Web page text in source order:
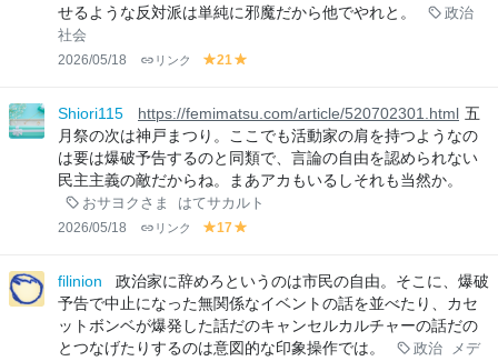
せるような反対派は単純に邪魔だから他でやれと。
政治
社会
2026/05/18 リンク
y
lo
w
21
lo
w
Shiori115 https://femimatsu.com/article/520702301.html
五
月祭の次は神戸まつり。ここでも活動家の肩を持つようなの
は要は爆破予告するのと同類で、言論の自由を認められない
民主主義の敵だからね。まあアカもいるしそれも当然か。
おサヨクさま はてサカルト
2026/05/18 リンク
y
lo
w
17
lo
w
filinion
政治家に辞めろというのは市民の自由。そこに、爆破
予告で中止になった無関係なイベントの話を並べたり、カセ
ットボンベが爆発した話だのキャンセルカルチャーの話だの
とつなげたりするのは意図的な印象操作では。
政治
メデ